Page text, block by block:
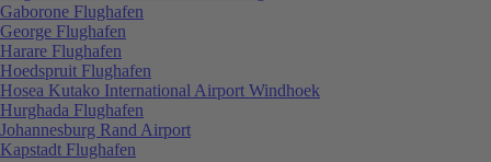
Gaborone Flughafen
George Flughafen
Harare Flughafen
Hoedspruit Flughafen
Hosea Kutako International Airport Windhoek
Hurghada Flughafen
Johannesburg Rand Airport
Kapstadt Flughafen